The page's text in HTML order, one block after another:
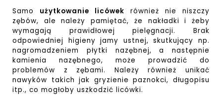
Samo użytkowanie licówek również nie niszczy
zębów, ale należy pamiętać, że nakładki i żeby
wymagają prawidłowej pielęgnacji. Brak
odpowiedniej higieny jamy ustnej, skutkujący np.
nagromadzeniem płytki nazębnej, a następnie
kamienia nazębnego, może prowadzić do
problemów z zębami. Należy również unikać
nawyków takich jak gryzienie paznokci, długopisu
itp., co mogłoby uszkodzić licówki.